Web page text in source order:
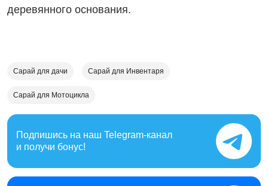
деревянного основания.
Сарай для дачи Сарай для Инвентаря
Сарай для Мотоцикла
Подпишись на наш Telegram-канал
и получи бонус!